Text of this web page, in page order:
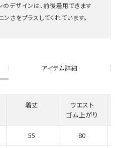
のデザインは、前後着用できます
ンさをプラスしてくれています。
アイテム詳細
着丈
ウエスト
ゴム上がり
55 80